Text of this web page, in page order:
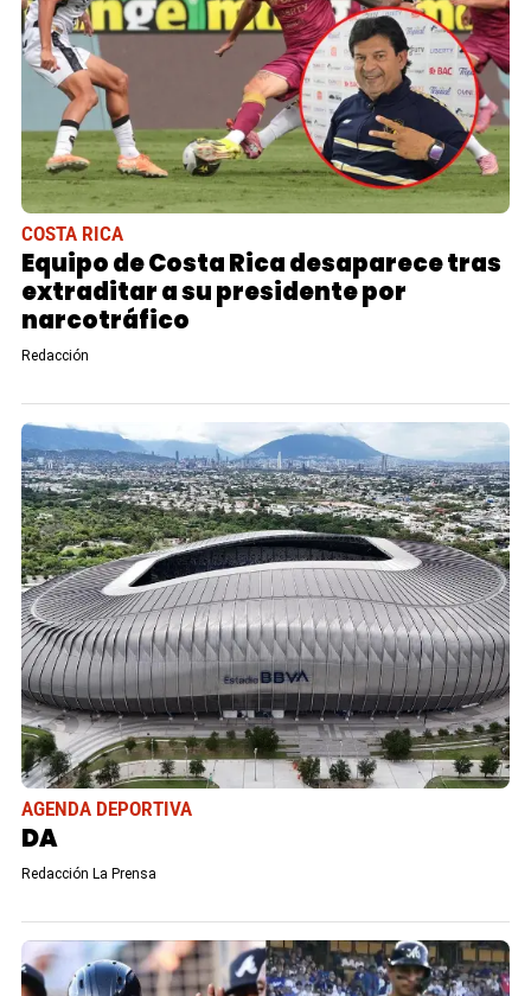
COSTA RICA
Equipo de Costa Rica desaparece tras
extraditar a su presidente por
narcotráfico
Redacción
AGENDA DEPORTIVA
DA
Redacción La Prensa